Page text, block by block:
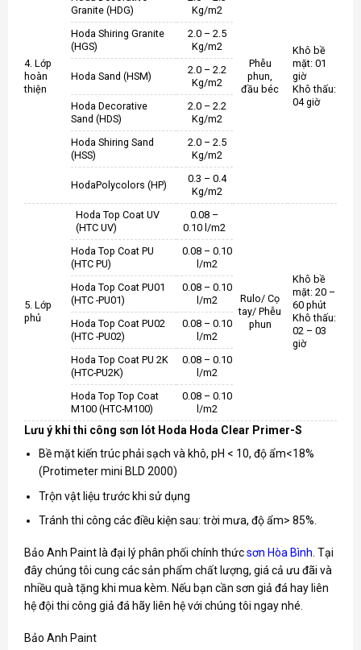
4. Lớp
hoàn
thiện
Phễu
phun,
đầu béc
Khô bề
mặt: 01
giờ
Khô thấu:
04 giờ
Granite (HDG)
Kg/m2
Hoda Shiring Granite
(HGS)
2.0 – 2.5
Kg/m2
Hoda Sand (HSM)
2.0 – 2.2
Kg/m2
Hoda Decorative
Sand (HDS)
2.0 – 2.2
Kg/m2
Hoda Shiring Sand
(HSS)
2.0 – 2.5
Kg/m2
HodaPolycolors (HP)
0.3 – 0.4
Kg/m2
5. Lớp
phủ
Hoda Top Coat UV
(HTC UV)
0.08 –
0.10 l/m2
Rulo/ Cọ
tay/ Phễu
phun
Khô bề
mặt: 20 –
60 phút
Khô thấu:
02 – 03
giờ
Hoda Top Coat PU
(HTC PU)
0.08 – 0.10
l/m2
Hoda Top Coat PU01
(HTC -PU01)
0.08 – 0.10
l/m2
Hoda Top Coat PU02
(HTC -PU02)
0.08 – 0.10
l/m2
Hoda Top Coat PU 2K
(HTC-PU2K)
0.08 – 0.10
l/m2
Hoda Top Top Coat
M100 (HTC-M100)
0.08 – 0.10
l/m2
Lưu ý khi thi công sơn lót Hoda Hoda Clear Primer-S
Bề mặt kiến trúc phải sạch và khô, pH < 10, độ ẩm<18%
(Protimeter mini BLD 2000)
Trộn vật liệu trước khi sử dụng
Tránh thi công các điều kiện sau: trời mưa, độ ẩm> 85%.
Bảo Anh Paint là đại lý phân phối chính thứcsơn Hòa Bình . Tại
đây chúng tôi cung các sản phẩm chất lượng, giá cả ưu đãi và
nhiều quà tặng khi mua kèm. Nếu bạn cần sơn giả đá hay liên
hệ đội thi công giả đá hãy liên hệ với chúng tôi ngay nhé.
Bảo Anh Paint